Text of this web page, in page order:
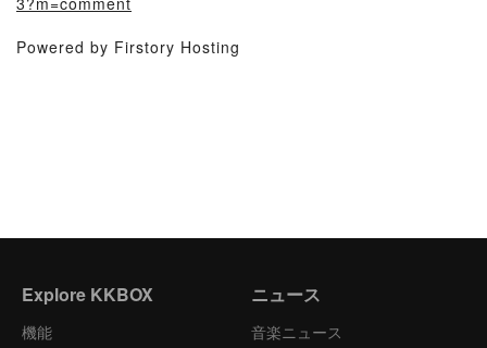
Powered by Firstory Hosting
Explore KKBOX
機能
ニュース
音楽ニュース